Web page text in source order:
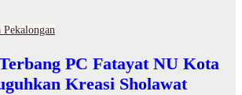
Pekalongan
PC Fatayat NU Kota
Kreasi Sholawat